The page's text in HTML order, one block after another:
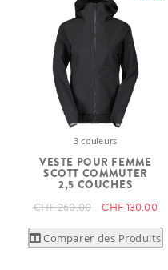
3 couleurs
VESTE POUR FEMME
SCOTT COMMUTER
2,5 COUCHES
CHF 260.00 CHF 130.00
Comparer des Produits